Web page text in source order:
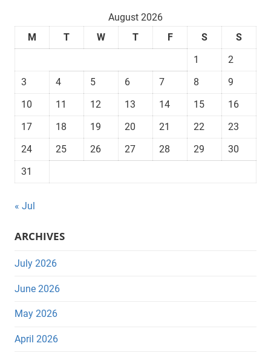
August 2026
M
T W T F S
S
1
2
3
4 5 6 7 8
9
10
11 12 13 14 15
16
17
18 19 20 21 22
23
24
25 26 27 28 29
30
31
« Jul
ARCHIVES
July 2026
June 2026
May 2026
April 2026